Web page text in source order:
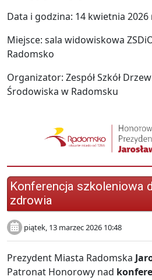
Data i godzina: 14 kwietnia 2026
Miejsce: sala widowiskowa
Radomsko
Organizator: Zespół Szkół
Środowiska w Radomsku
Konferencja szkoleniowa
zdrowia
piątek, 13 marzec 2026 10:48
Prezydent Miasta Radomska
Patronat Honorowy nad